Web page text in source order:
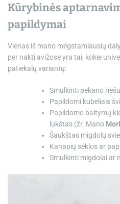
Kūrybinės
papildymai
Vienas iš mano mėgstamiausių
per naktį avižose yra tai, kokie
patiekalų variantų:
Smulkinti pekano
Papildomi kubeliais
Papildomo baltymų
lukštas (žr. Mano
Šaukštas migdolų
Kanapių sėklos ar
Smulkinti migdolai ar